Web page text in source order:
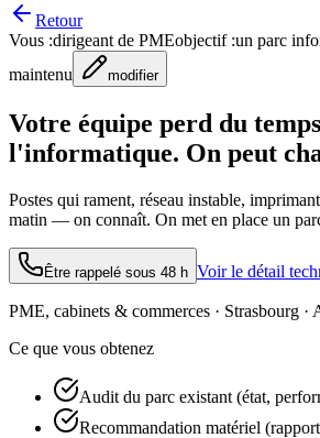
Retour
Vous :dirigeant de PMEobjectif :un parc
maintenu
modifier
Votre équipe perd du
l'informatique. On peut
Postes qui rament, réseau instable,
matin — on connaît. On met en place un
Être rappelé sous 48 h Voir le détail
PME, cabinets & commerces · Strasbourg
Ce que vous obtenez
Audit du parc existant (état,
Recommandation matériel